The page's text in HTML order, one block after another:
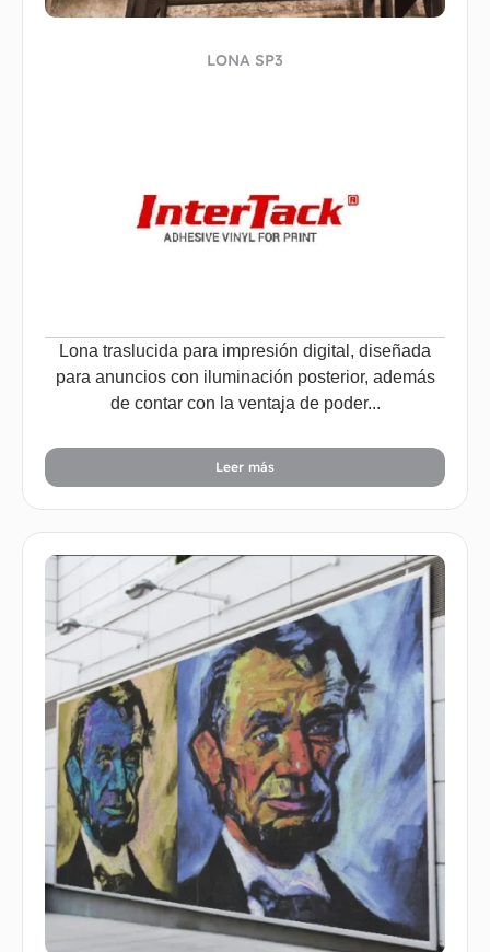
LONA SP3
Lona traslucida para impresión digital, diseñada
para anuncios con iluminación posterior, además
de contar con la ventaja de poder...
Leer más